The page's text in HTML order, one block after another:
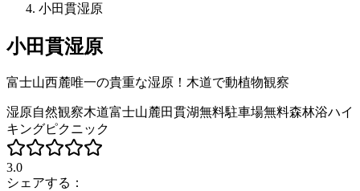
小田貫湿原
小田貫湿原
富士山西麓唯一の貴重な湿原！木道で動植物観察
湿原自然観察木道富士山麓田貫湖無料駐車場無料森林浴ハイ
キングピクニック
3.0
シェアする：